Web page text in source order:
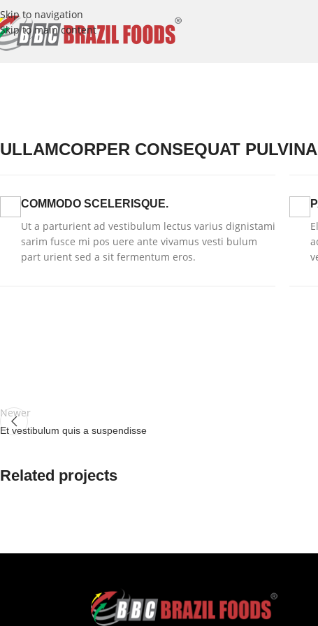
Skip to navigation
Skip to main content
ULLAMCORPER CONSEQUAT
COMMODO SCELERISQUE.
Ut a parturient ad vestibulum lectus varius dignistami
sarim fusce mi pos uere ante vivamus vesti bulum
part urient sed a sit fermentum eros.
Newer
Et vestibulum quis a suspendisse
Related projects